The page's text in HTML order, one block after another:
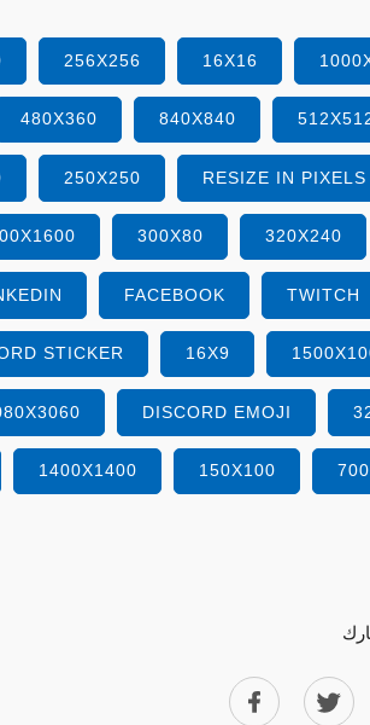
256X256 16X16
480X360 840X840
250X250 RESIZE IN PIXELS
300X80 320X240
FACEBOOK TWITCH
STICKER 16X9
DISCORD EMOJI
1400X1400 150X100